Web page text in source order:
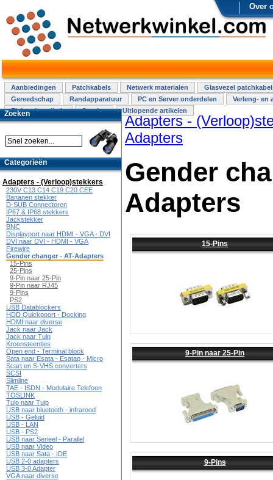
Over
Aanbiedingen Patchkabels Netwerk materialen
Glasvezel
Gereedschap
Randapparatuur PC en Server onderdelen
Verleng- en
Elektra installatie
Overige Uitlopende artikelen
Adapters -
Adapters
Gender
Adapters
15-Pins
9-Pin naar 25-Pin
9-Pins
Zoeken
Categorieën
Adapters - (Verloop)stekkers
230V C13 C14 C19 C20 CEE
Bananen stekker
D-SUB Connectoren
IP67 & IP68 stekkers
Jackstekker
BNC
Displayport naar HDMI - VGA - DVI
DVI naar DVI - HDMI - VGA
Firewire
Gender changer - AT-Adapters
15-Pins
25-Pins
9-Pin naar 25-Pin
9-Pin naar RJ45
9-Pins
PS2
USB Datablockers
HDD Quickpoort - Docking
HDMI naar diverse
Jack naar Jack
Jack naar Tulp
Kroonsteentjes
Open end - Terminal block
Sata naar Esata - Esatap - Micro
Scart en S-VHS converters
SCSI
Slimline
TAE - ISDN - Modulaire Telefoon
TOSLINK
Tulp naar Tulp
USB naar bluetooth - infrarood
USB - Geluid
USB - LAN
USB - PS2
USB naar Serieel - Parallel
USB naar Video
USB naar Sata - IDE
USB 2-0 adapters
USB 3-0 Adapter
VGA naar diverse